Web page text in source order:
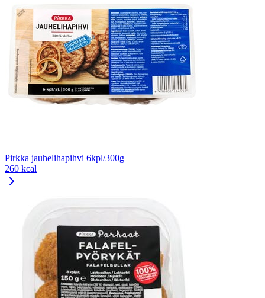
Pirkka jauhelihapihvi 6kpl/300g
260 kcal